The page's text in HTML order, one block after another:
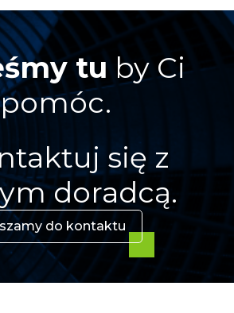
tu by Ci
pomóc.
się z
doradcą.
do kontaktu